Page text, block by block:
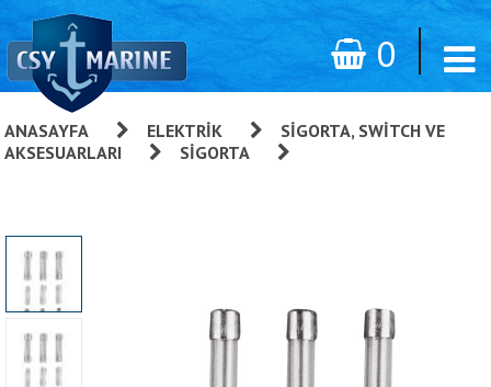
0
ANASAYFA ELEKTRIK
SIGORTA, SWITCH VE
AKSESUARLARI
SIGORTA